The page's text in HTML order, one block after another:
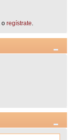
o regístrate